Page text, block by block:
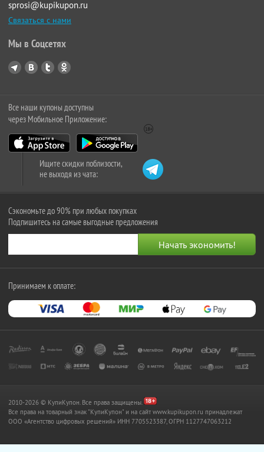
sprosi@kupikupon.ru
Связаться с нами
Мы в Соцсетях
Все наши купоны доступны
через Мобильное Приложение:
Ищите скидки поблизости,
не выходя из чата:
Сэкономьте до 90% при любых покупках
Подпишитесь на самые выгодные предложения
Принимаем к оплате:
2010-2026 © КупиКупон. Все права защищены.
Все права на товарный знак "КупиКупон" и на сайт www.kupikupon.ru принадлежат
OOO «Агентство цифровых решений» ИНН 7705523387, ОГРН 1127747063212